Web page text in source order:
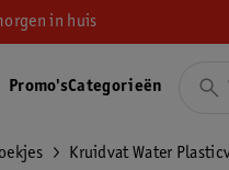
in huis
Promo'sCategorieën
Kruidvat Water